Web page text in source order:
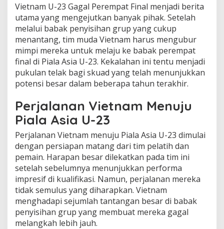
Vietnam U-23 Gagal Perempat Final menjadi berita
utama yang mengejutkan banyak pihak. Setelah
melalui babak penyisihan grup yang cukup
menantang, tim muda Vietnam harus mengubur
mimpi mereka untuk melaju ke babak perempat
final di Piala Asia U-23. Kekalahan ini tentu menjadi
pukulan telak bagi skuad yang telah menunjukkan
potensi besar dalam beberapa tahun terakhir.
Perjalanan Vietnam Menuju
Piala Asia U-23
Perjalanan Vietnam menuju Piala Asia U-23 dimulai
dengan persiapan matang dari tim pelatih dan
pemain. Harapan besar dilekatkan pada tim ini
setelah sebelumnya menunjukkan performa
impresif di kualifikasi. Namun, perjalanan mereka
tidak semulus yang diharapkan. Vietnam
menghadapi sejumlah tantangan besar di babak
penyisihan grup yang membuat mereka gagal
melangkah lebih jauh.